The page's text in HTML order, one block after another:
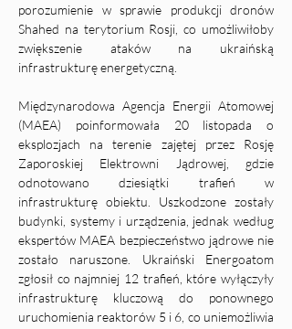
porozumienie w sprawie produkcji dronów
Shahed na terytorium Rosji, co umożliwiłoby
zwiększenie ataków na ukraińską
infrastrukturę energetyczną.
Międzynarodowa Agencja Energii Atomowej
(MAEA) poinformowała 20 listopada o
eksplozjach na terenie zajętej przez Rosję
Zaporoskiej Elektrowni Jądrowej, gdzie
odnotowano dziesiątki trafień w
infrastrukturę obiektu. Uszkodzone zostały
budynki, systemy i urządzenia, jednak według
ekspertów MAEA bezpieczeństwo jądrowe nie
zostało naruszone. Ukraiński Energoatom
zgłosił co najmniej 12 trafień, które wyłączyły
infrastrukturę kluczową do ponownego
uruchomienia reaktorów 5 i 6, co uniemożliwia